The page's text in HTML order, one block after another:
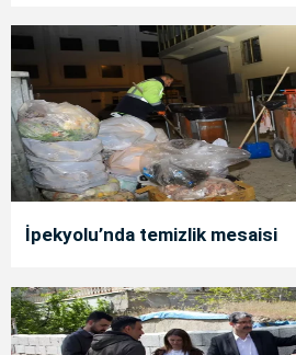
İpekyolu’nda temizlik mesaisi